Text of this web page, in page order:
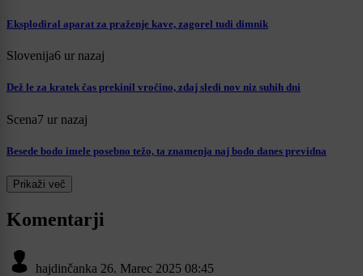
Eksplodiral aparat za praženje kave, zagorel tudi dimnik
Slovenija6 ur nazaj
Dež le za kratek čas prekinil vročino, zdaj sledi nov niz suhih dni
Scena7 ur nazaj
Besede bodo imele posebno težo, ta znamenja naj bodo danes previdna
Prikaži več
Komentarji
hajdinčanka 26. Marec 2025 08:45